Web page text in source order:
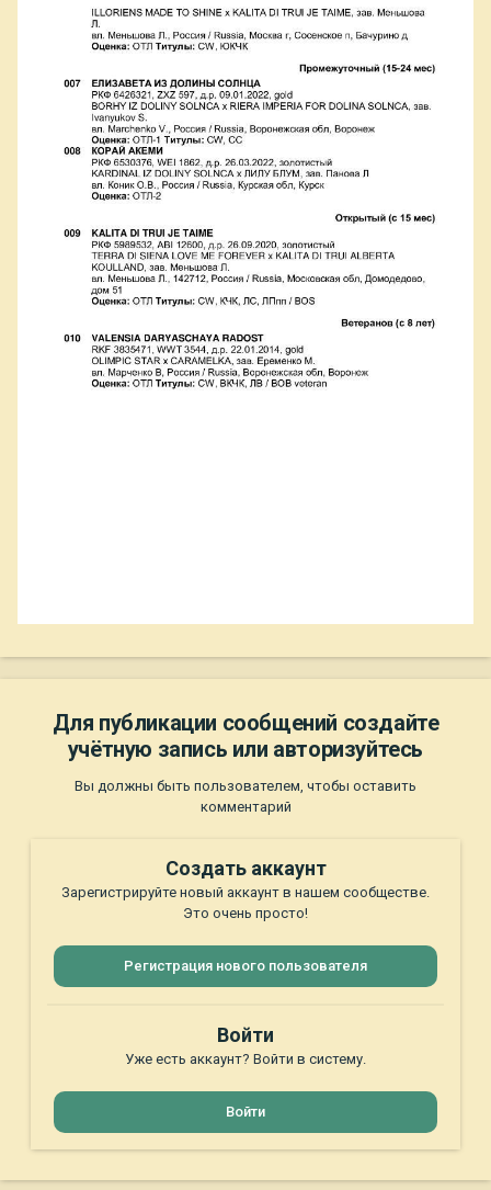
Для публикации сообщений создайте
учётную запись или авторизуйтесь
Вы должны быть пользователем, чтобы оставить
комментарий
Создать аккаунт
Зарегистрируйте новый аккаунт в нашем сообществе.
Это очень просто!
Регистрация нового пользователя
Войти
Уже есть аккаунт? Войти в систему.
Войти